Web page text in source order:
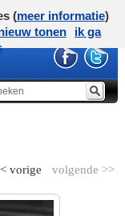
volgende >>
vorige
(meer informatie)
tonen
ik ga